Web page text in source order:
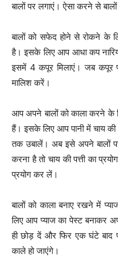
बालों पर लगाएं। ऐसा करने से
बालों को सफेद होने से रोकने के
है। इसके लिए आप आधा कप
इसमें 4 कपूर मिलाएं। जब कपूर
मालिश करें।
आप अपने बालों को काला करने के
हैं। इसके लिए आप पानी में चाय की
तक उबालें। अब इसे अपने बालों
करना है तो चाय की पत्ती का
प्रयोग कर लें।
बालों को काला बनाए रखने में
लिए आप प्याज का पेस्ट बनाकर
ही छोड़ दें और फिर एक घंटे बाद
काले हो जाएंगे।